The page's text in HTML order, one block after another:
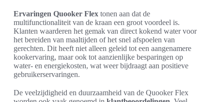
Ervaringen Quooker Flex tonen aan dat de
multifunctionaliteit van de kraan een groot voordeel is.
Klanten waarderen het gemak van direct kokend water voor
het bereiden van maaltijden of het snel afspoelen van
gerechten. Dit heeft niet alleen geleid tot een aangenamere
kookervaring, maar ook tot aanzienlijke besparingen op
water- en energiekosten, wat weer bijdraagt aan positieve
gebruikerservaringen.
De veelzijdigheid en duurzaamheid van de Quooker Flex